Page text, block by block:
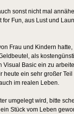
sonst nicht mal
Fun, aus Lust und
Frau und Kindern
als
Basic ein zu
heute ein sehr großer
im realen Leben.
umgelegt wird, bitte
Stück vom Leben